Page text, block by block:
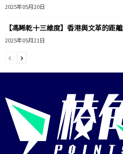
2025年05月20日
【馮睎乾十三維度】香港與文革的距離
2025年05月21日